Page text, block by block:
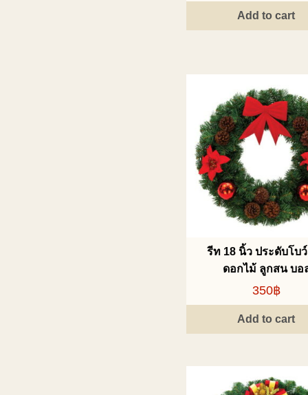
Add to cart
รีท 18 นิ้ว ประดับโบ
ดอกไม้ ลูกสน บอ
350฿
Add to cart